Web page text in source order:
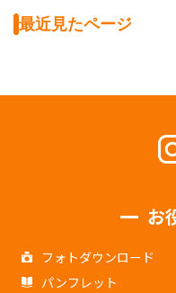
最近見たページ
お
フォトダウンロード
パンフレット